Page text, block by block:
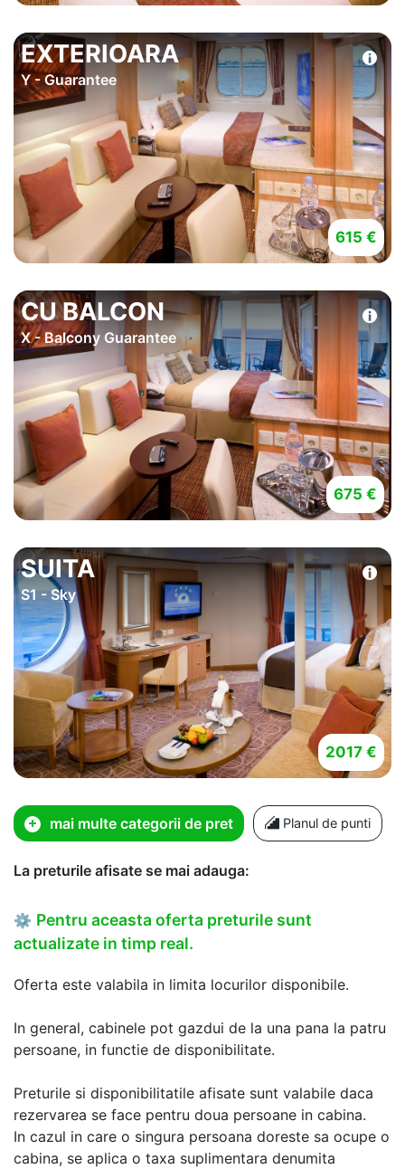
EXTERIOARA
Y - Guarantee
615 €
CU BALCON
X - Balcony Guarantee
675 €
SUITA
S1 - Sky
2017 €
mai multe categorii de pret Planul de punti
La preturile afisate se mai adauga:
⚙ Pentru aceasta oferta preturile sunt
actualizate in timp real.
Oferta este valabila in limita locurilor disponibile.
In general, cabinele pot gazdui de la una pana la patru
persoane, in functie de disponibilitate.
Preturile si disponibilitatile afisate sunt valabile daca
rezervarea se face pentru doua persoane in cabina.
In cazul in care o singura persoana doreste sa ocupe o
cabina, se aplica o taxa suplimentara denumita